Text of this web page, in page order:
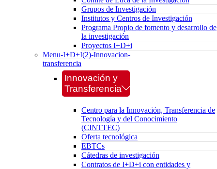
Grupos de Investigación
Institutos y Centros de Investigación
Programa Propio de fomento y desarrollo de
la investigación
Proyectos I+D+i
Menu-I+D+I(2)-Innovacion-
transferencia
Innovación y
Transferencia
Centro para la Innovación, Transferencia de
Tecnología y del Conocimiento
(CINTTEC)
Oferta tecnológica
EBTCs
Cátedras de investigación
Contratos de I+D+i con entidades y